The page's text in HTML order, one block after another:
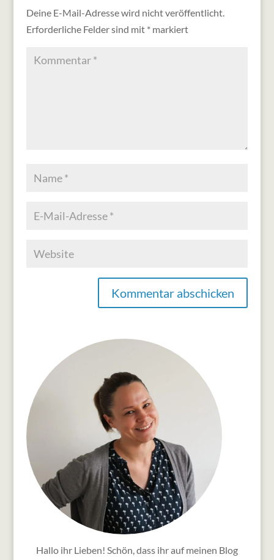
Deine E-Mail-Adresse wird nicht veröffentlicht.
Erforderliche Felder sind mit *markiert
Kommentar abschicken
Hallo ihr Lieben! Schön, dass ihr auf meinen Blog